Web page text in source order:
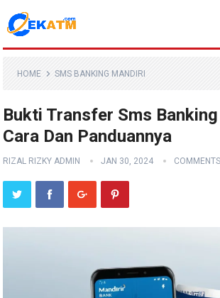
HOME SMS BANKING MANDIRI
Bukti Transfer Sms
Cara Dan Panduannya
RIZAL RIZKY ADMIN JAN 30, 2024